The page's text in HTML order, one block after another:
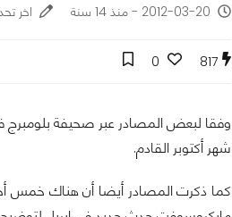
2012-03-20 - منذ 14 سنة اخر
817
0
شهر أكتوبر القادم.